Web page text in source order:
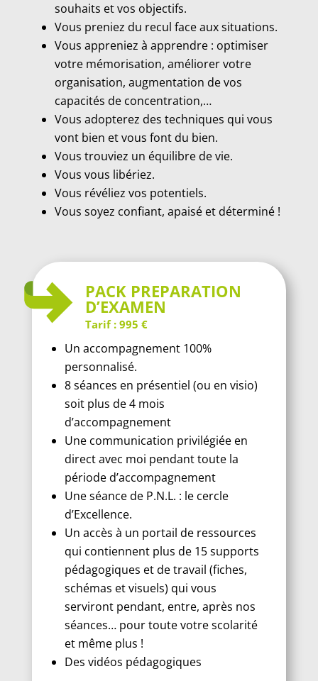
souhaits et vos objectifs.
Vous preniez du recul face aux situations.
Vous appreniez à apprendre : optimiser
votre mémorisation, améliorer votre
organisation, augmentation de vos
capacités de concentration,…
Vous adopterez des techniques qui vous
vont bien et vous font du bien.
Vous trouviez un équilibre de vie.
Vous vous libériez.
Vous révéliez vos potentiels.
Vous soyez confiant, apaisé et déterminé !
PACK PREPARATION
D’EXAMEN
Tarif : 995 €
Un accompagnement 100%
personnalisé.
8 séances en présentiel (ou en visio)
soit plus de 4 mois
d’accompagnement
Une communication privilégiée en
direct avec moi pendant toute la
période d’accompagnement
Une séance de P.N.L. : le cercle
d’Excellence.
Un accès à un portail de ressources
qui contiennent plus de 15 supports
pédagogiques et de travail (fiches,
schémas et visuels) qui vous
serviront pendant, entre, après nos
séances… pour toute votre scolarité
et même plus !
Des vidéos pédagogiques